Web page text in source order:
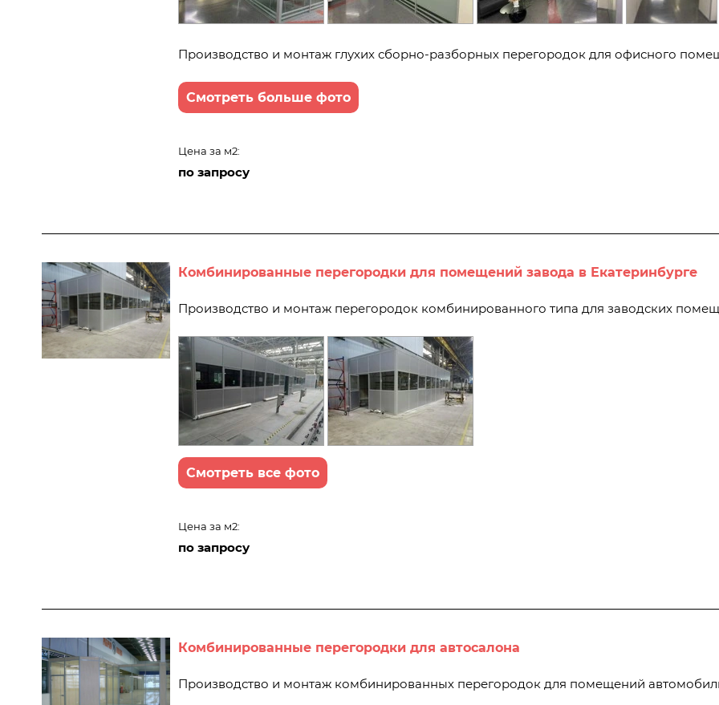
Производство и монтаж глухих сборно-разборных перегородок для офисного
Смотреть больше фото
Цена за м2:
по запросу
Комбинированные перегородки для помещений завода в Екатеринбурге
Производство и монтаж перегородок комбинированного типа для заводских
Смотреть все фото
Цена за м2:
по запросу
Комбинированные перегородки для автосалона
Производство и монтаж комбинированных перегородок для помещений